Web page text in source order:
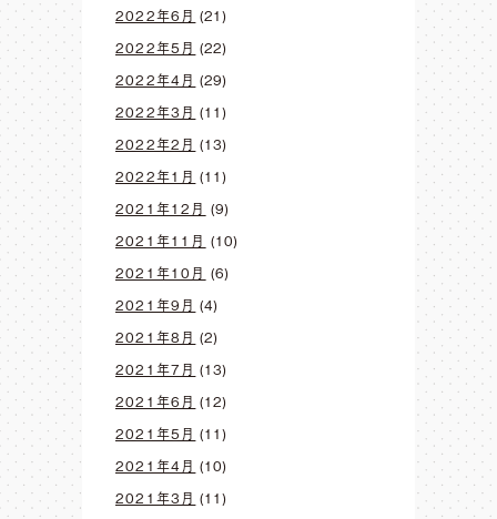
2022年6月 (21)
2022年5月 (22)
2022年4月 (29)
2022年3月 (11)
2022年2月 (13)
2022年1月 (11)
2021年12月 (9)
2021年11月 (10)
2021年10月 (6)
2021年9月 (4)
2021年8月 (2)
2021年7月 (13)
2021年6月 (12)
2021年5月 (11)
2021年4月 (10)
2021年3月 (11)